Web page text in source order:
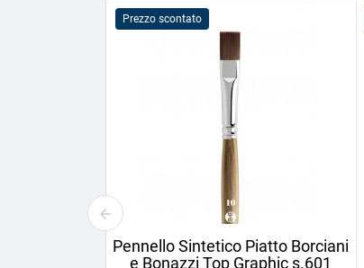
Prezzo scontato
Pennello Sintetico Piatto Borciani
e Bonazzi Top Graphic s.601